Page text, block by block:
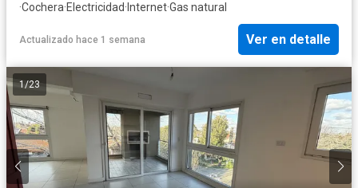
·Cochera·Electricidad· Internet·Gas natural
Actualizado hace 1 semana Ver en detalle
1/23